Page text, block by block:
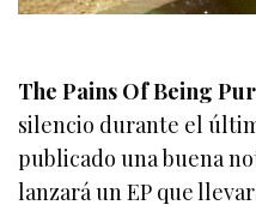
The Pains Of Being
silencio durante el
publicado una buena
lanzará un EP que